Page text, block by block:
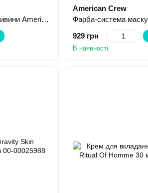
Фарба-система маскування сивини American Crew Dark 3 шт 40мл
American Crew
929 грн
В наявності